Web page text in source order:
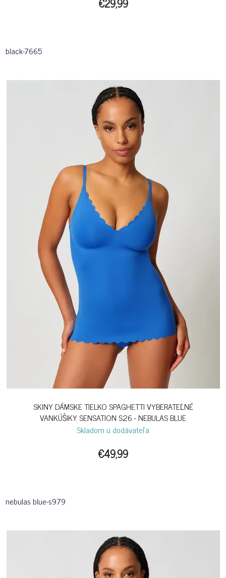
black-7665
SKINY DÁMSKE TIELKO SPAGHETTI VYBERATEĽNÉ
VANKÚŠIKY SENSATION S26 - NEBULAS BLUE
Skladom u dodávateľa
€49,99
nebulas blue-s979